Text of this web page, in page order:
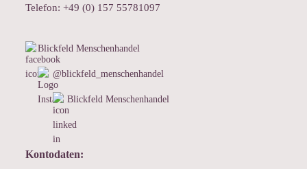
Telefon: +49 (0) 157 55781097
Blickfeld Menschenhandel
@blickfeld_menschenhandel
Blickfeld Menschenhandel
Kontodaten: